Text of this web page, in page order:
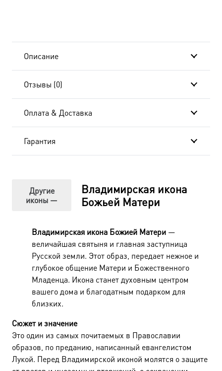
киоте
см
AK-
Описание
Отзывы (0)
Оплата & Доставка
Гарантия
Другие
иконы —
Владимирская икона
Божьей Матери
Владимирская икона Божией Матери —
величайшая святыня и главная заступница
Русской земли. Этот образ, передает нежное и
глубокое общение Матери и Божественного
Младенца. Икона станет духовным центром
вашего дома и благодатным подарком для
близких.
Сюжет и значение
Это один из самых почитаемых в Православии
образов, по преданию, написанный евангелистом
Лукой. Перед Владимирской иконой молятся о защите